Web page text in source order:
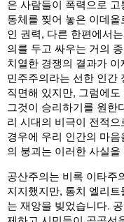
은 사람들이 폭력으로
동체를 찢어 놓은 이데
인 권력, 다른 한편에서
의를 두고 싸우는 거의
치열한 경쟁의 결과가
민주주의라는 선한 인간
직면해 있지만, 그럼에
그것이 승리하기를 원한
리 시대의 비극이 전적
경우에 우리 인간의 마
의 붕괴는 이러한 사실을
공산주의는 비록 이타주
지지했지만, 통치 엘리
는 재앙을 빚었습니다.